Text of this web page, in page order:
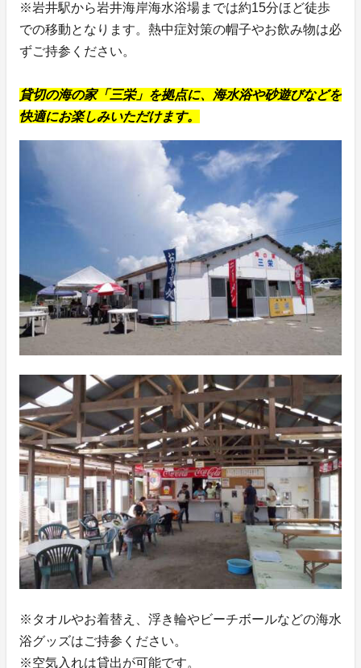
※岩井駅から岩井海岸海水浴場までは約15分ほど徒歩
での移動となります。熱中症対策の帽子やお飲み物は必
ずご持参ください。
貸切の海の家「三栄」を拠点に、海水浴や砂遊びなどを
快適にお楽しみいただけます。
※タオルやお着替え、浮き輪やビーチボールなどの海水
浴グッズはご持参ください。
※空気入れは貸出が可能です。